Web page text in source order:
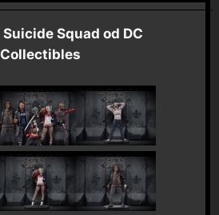
Squad od DC
Collectibles